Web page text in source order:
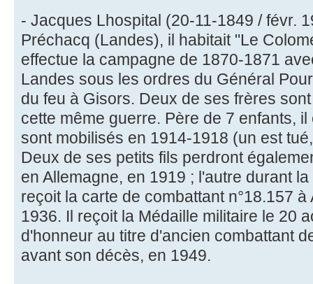
- Jacques Lhospital (20-11-1849 / févr.
Préchacq (Landes), il habitait "Le
effectue la campagne de 1870-1871
Landes sous les ordres du Général
du feu à Gisors. Deux de ses frères
cette même guerre. Père de 7 enfants,
sont mobilisés en 1914-1918 (un est
Deux de ses petits fils perdront
en Allemagne, en 1919 ; l'autre durant
reçoit la carte de combattant n°18.157
1936. Il reçoit la Médaille militaire le 20
d'honneur au titre d'ancien combattant
avant son décès, en 1949.